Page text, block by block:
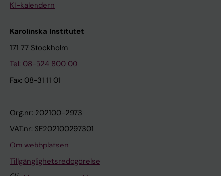
KI-kalendern
Karolinska Institutet
171 77 Stockholm
Tel: 08-524 800 00
Fax: 08-31 11 01
Org.nr: 202100-2973
VAT.nr: SE202100297301
Om webbplatsen
Tillgänglighetsredogörelse